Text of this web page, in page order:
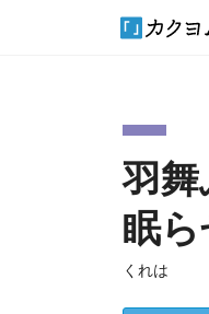
羽
眠
くれは